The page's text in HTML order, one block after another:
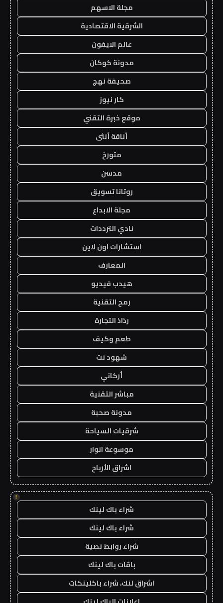
مجلة الاسهم
الشرقية الاقتصادية
عالم الايفون
مدونة كوكان
صحيفة نهج
كار نيوز
موقع خبرة التقني
أناقة أنثى
متورخ
مدسن
روتانا تسويق
مجلة الابداع
نادي الترددات
استشارات اون لاين
المعارف
هيدب فيديو
رمح التقنية
رذاذ التجارة
طعم وكيف
شهود نت
أركاني
مباشر التقنية
مدونة صحبة
شرقيات السياحة
موسوعة انوار
اشراق الأرباح
!
شراء باك لينك
شراء باك لينك
شراء روابط نصية
باقات باك لينك
اشراق لنك، شراء باكلينكات